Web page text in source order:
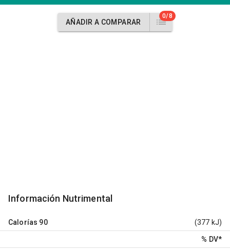
AÑADIR A COMPARAR
0/8
Información Nutrimental
Calorías 90 (377 kJ)
% DV*